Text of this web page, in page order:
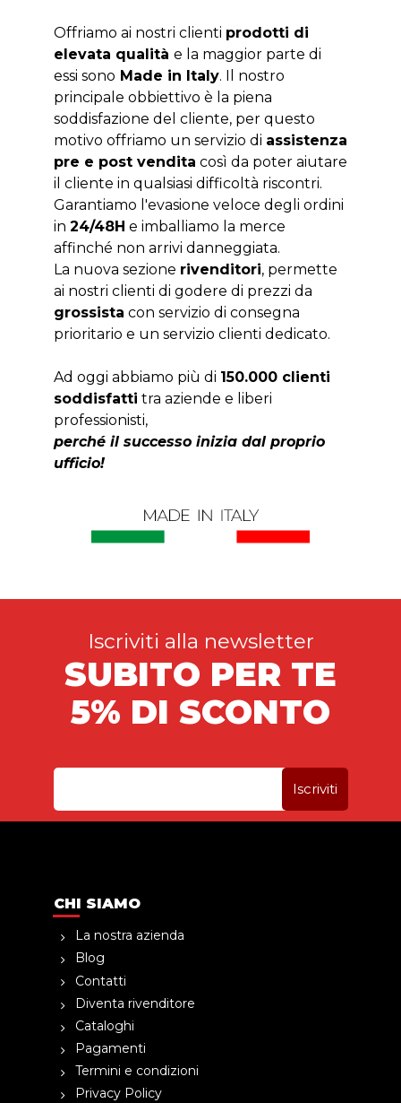
Offriamo ai nostri clienti prodotti di
elevata qualità e la maggior parte di
essi sono Made in Italy. Il nostro
principale obbiettivo è la piena
soddisfazione del cliente, per questo
motivo offriamo un servizio di assistenza
pre e post vendita così da poter aiutare
il cliente in qualsiasi difficoltà riscontri.
Garantiamo l'evasione veloce degli ordini
in 24/48H e imballiamo la merce
affinché non arrivi danneggiata.
La nuova sezione rivenditori, permette
ai nostri clienti di godere di prezzi da
grossista con servizio di consegna
prioritario e un servizio clienti dedicato.
Ad oggi abbiamo più di 150.000 clienti
soddisfatti tra aziende e liberi
professionisti,
perché il successo inizia dal proprio
ufficio!
Iscriviti alla newsletter
SUBITO PER TE
5% DI SCONTO
CHI SIAMO
La nostra azienda
Blog
Contatti
Diventa rivenditore
Cataloghi
Pagamenti
Termini e condizioni
Privacy Policy